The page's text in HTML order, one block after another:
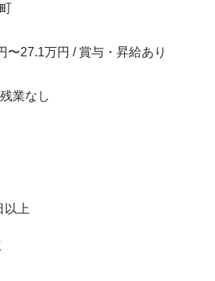
〜27.1万円 / 賞与・昇給あり
業なし
以上